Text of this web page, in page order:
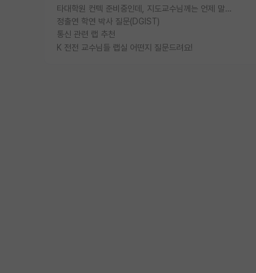
타대학원 컨텍 준비중인데, 지도교수님께는 언제 말씀드려야 할까요?
정출연 학연 박사 질문(DGIST)
통신 관련 랩 추천
K 전전 교수님들 랩실 어떤지 질문드려요!